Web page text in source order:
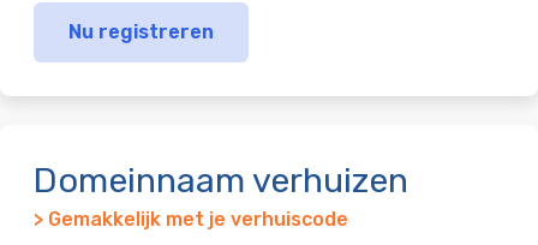
Nu registreren
Domeinnaam verhuizen
> Gemakkelijk met je verhuiscode